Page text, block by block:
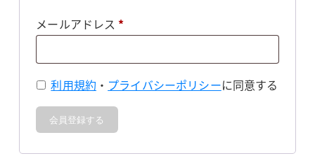
メールアドレス *必
利用規約 ・ プライバシーポリシーに同意する
会員登録する